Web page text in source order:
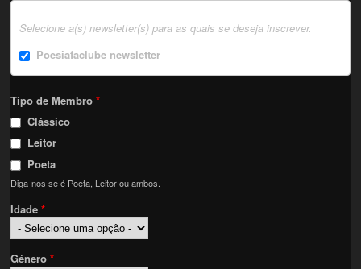
Selecione a(s) newsletter(s) para as quais se deseja inscrever.
Poesiafaclube newsletter
Tipo de Membro*
Clássico
Leitor
Poeta
Diga-nos se é Poeta, Leitor ou ambos.
Idade*
Género*